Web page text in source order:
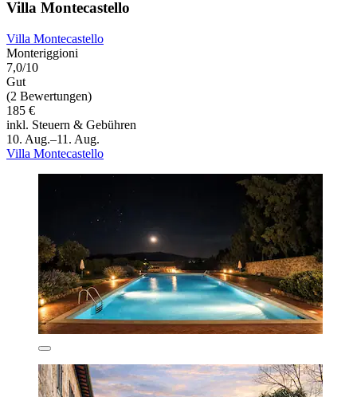
Villa Montecastello
Villa Montecastello
Monteriggioni
7,0/10
Gut
(2 Bewertungen)
185 €
inkl. Steuern & Gebühren
10. Aug.–11. Aug.
Villa Montecastello